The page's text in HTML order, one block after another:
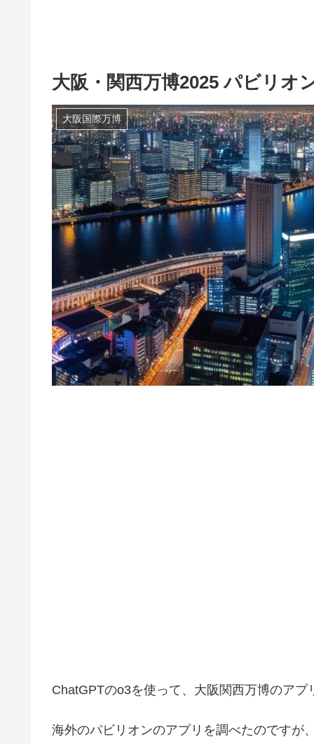
大阪・関西万博2025 パビリオ
大阪国際万博
ChatGPTのo3を使って、大阪関西万博のアプ
海外のパビリオンのアプリを調べたのですが